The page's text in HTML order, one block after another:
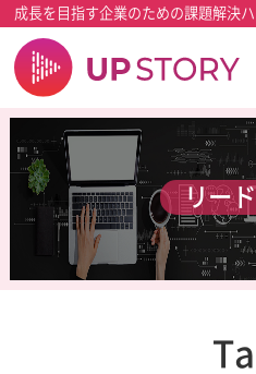
成長を目指す企業のための課題解決
リー